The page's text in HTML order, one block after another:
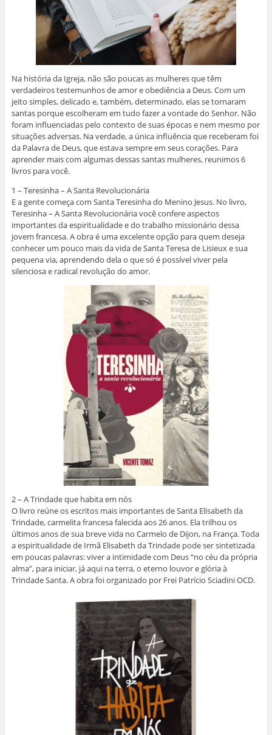
Na história da Igreja, não são poucas as mulheres que têm
verdadeiros testemunhos de amor e obediência a Deus. Com um
jeito simples, delicado e, também, determinado, elas se tornaram
santas porque escolheram em tudo fazer a vontade do Senhor. Não
foram influenciadas pelo contexto de suas épocas e nem mesmo por
situações adversas. Na verdade, a única influência que receberam foi
da Palavra de Deus, que estava sempre em seus corações. Para
aprender mais com algumas dessas santas mulheres, reunimos 6
livros para você.
1 – Teresinha – A Santa Revolucionária
E a gente começa com Santa Teresinha do Menino Jesus. No livro,
Teresinha – A Santa Revolucionária você confere aspectos
importantes da espiritualidade e do trabalho missionário dessa
jovem francesa. A obra é uma excelente opção para quem deseja
conhecer um pouco mais da vida de Santa Teresa de Lisieux e sua
pequena via, aprendendo dela o que só é possível viver pela
silenciosa e radical revolução do amor.
2 – A Trindade que habita em nós
O livro reúne os escritos mais importantes de Santa Elisabeth da
Trindade, carmelita francesa falecida aos 26 anos. Ela trilhou os
últimos anos de sua breve vida no Carmelo de Dijon, na França. Toda
a espiritualidade de Irmã Elisabeth da Trindade pode ser sintetizada
em poucas palavras: viver a intimidade com Deus “no céu da própria
alma”, para iniciar, já aqui na terra, o eterno louvor e glória à
Trindade Santa. A obra foi organizado por Frei Patrício Sciadini OCD.